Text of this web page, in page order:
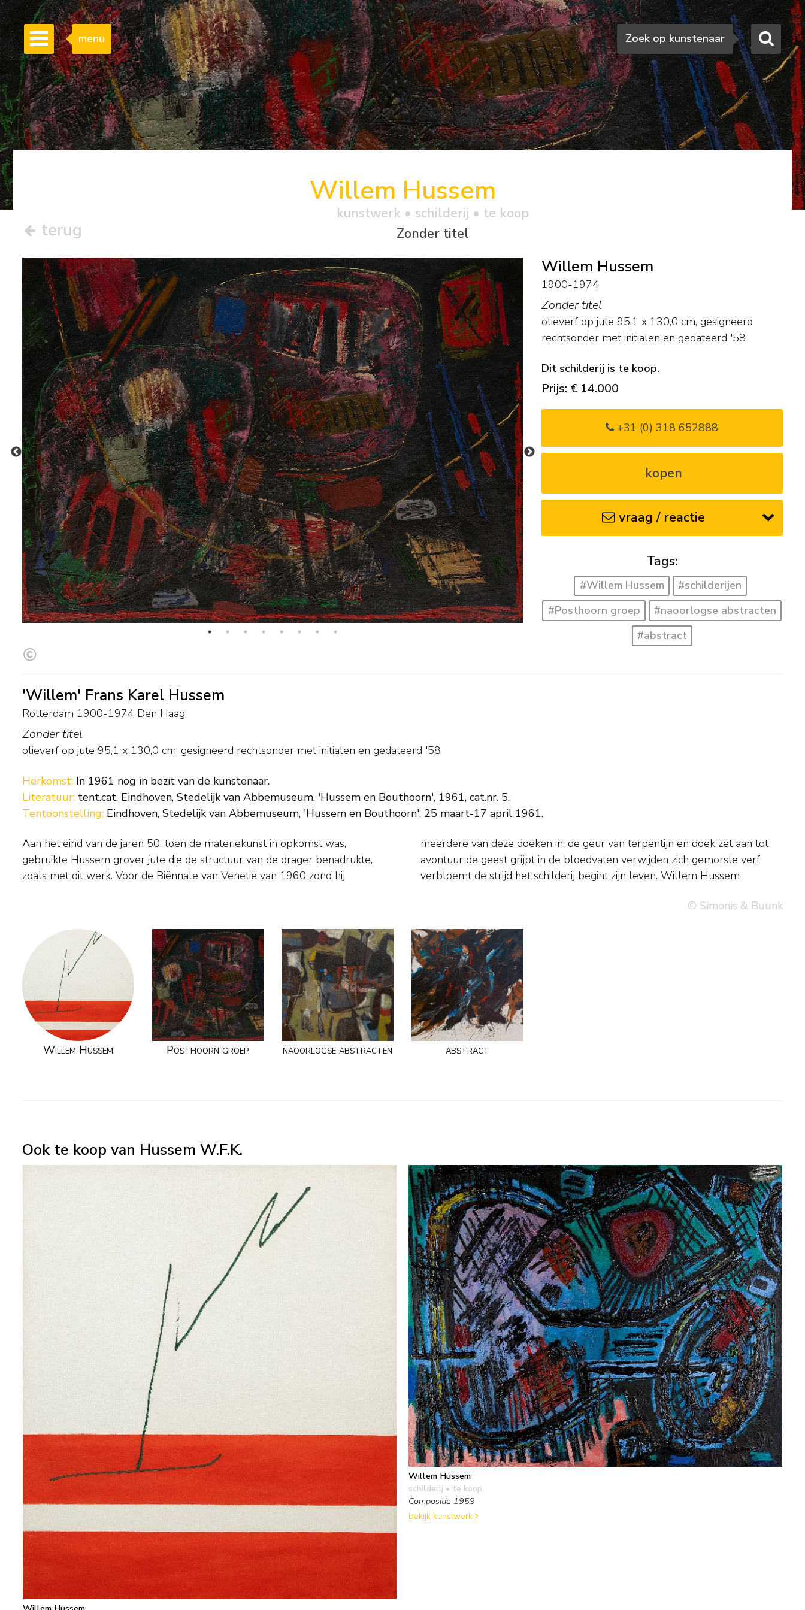
Zoeken
Zoek op kunstenaar
menu
terug
Willem Hussem
kunstwerk • schilderij • te koop
Zonder titel
Willem Hussem
1900-1974
Zonder titel
olieverf op jute 95,1 x 130,0 cm, gesigneerd
rechtsonder met initialen en gedateerd '58
Dit schilderij is te koop.
Prijs: € 14.000
+31 (0) 318 652888
kopen
vraag / reactie
Tags:
#Willem Hussem
#schilderijen
#Posthoorn groep
#naoorlogse abstracten
#abstract
'Willem' Frans Karel Hussem
Rotterdam 1900-1974 Den Haag
Zonder titel
olieverf op jute 95,1 x 130,0 cm, gesigneerd rechtsonder met initialen en gedateerd '58
Herkomst: In 1961 nog in bezit van de kunstenaar.
Literatuur: tent.cat. Eindhoven, Stedelijk van Abbemuseum, 'Hussem en Bouthoorn', 1961, cat.nr. 5.
Tentoonstelling: Eindhoven, Stedelijk van Abbemuseum, 'Hussem en Bouthoorn', 25 maart-17 april 1961.
Aan het eind van de jaren 50, toen de materiekunst in opkomst was,
gebruikte Hussem grover jute die de structuur van de drager benadrukte,
zoals met dit werk. Voor de Biënnale van Venetië van 1960 zond hij
meerdere van deze doeken in. de geur van terpentijn en doek zet aan tot
avontuur de geest grijpt in de bloedvaten verwijden zich gemorste verf
verbloemt de strijd het schilderij begint zijn leven. Willem Hussem
© Simonis & Buunk
Willem Hussem Posthoorn groep naoorlogse abstracten abstract
Ook te koop van Hussem W.F.K.
Willem Hussem
schilderij • te koop
Compositie 1959
bekijk kunstwerk